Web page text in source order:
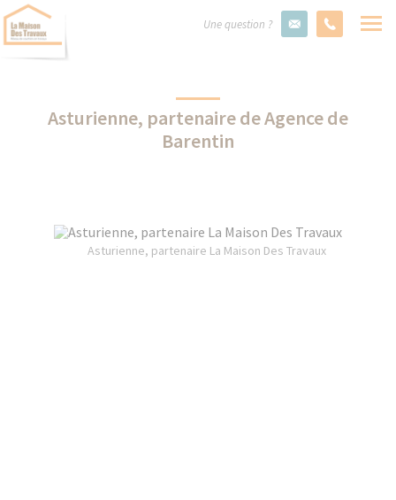
Une question ?
Asturienne, partenaire de Agence de
Barentin
Asturienne, partenaire La Maison Des Travaux